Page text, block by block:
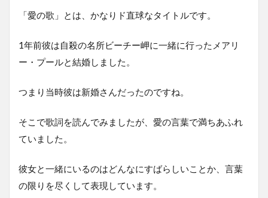
「愛の歌」とは、かなりド直球なタイトルです。
1年前彼は自殺の名所ビーチー岬に一緒に行ったメアリ
ー・プールと結婚しました。
つまり当時彼は新婚さんだったのですね。
そこで歌詞を読んでみましたが、愛の言葉で満ちあふれ
ていました。
彼女と一緒にいるのはどんなにすばらしいことか、言葉
の限りを尽くして表現しています。